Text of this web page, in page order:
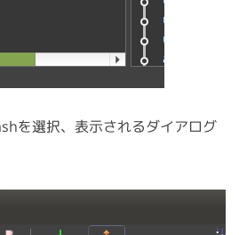
を選択、表示されるダイアログ